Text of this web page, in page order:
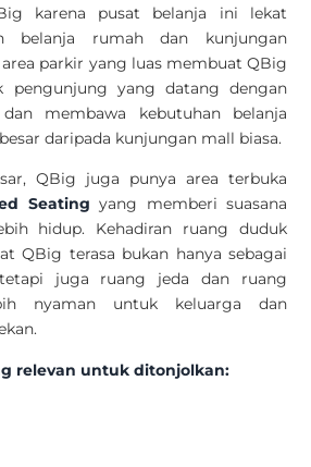
karena pusat belanja ini lekat
belanja rumah dan kunjungan
area parkir yang luas membuat QBig
pengunjung yang datang dengan
membawa kebutuhan belanja
daripada kunjungan mall biasa.
QBig juga punya area terbuka
Seating yang memberi suasana
hidup. Kehadiran ruang duduk
QBig terasa bukan hanya sebagai
juga ruang jeda dan ruang
nyaman untuk keluarga dan
relevan untuk ditonjolkan: